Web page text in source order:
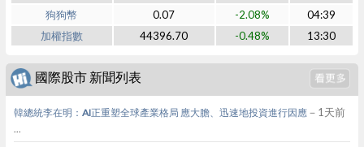
狗狗幣
0.07 -2.08%
04:39
加權指數
44396.70 -0.48% 13:30
國際股市 新聞列表
韓總統李在明：AI正重塑全球產業格局 應大膽、迅速地投資進行因應－1天前
...